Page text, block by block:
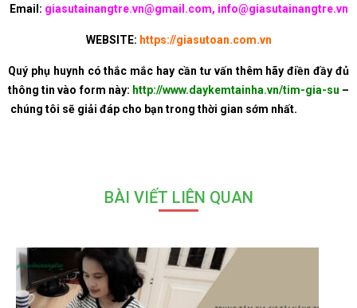
Email: giasutainangtre.vn@gmail.com, info@giasutainangtre.vn
WEBSITE: https://giasutoan.com.vn
Quý phụ huynh có thắc mắc hay cần tư vấn thêm hãy điền đầy đủ
thông tin vào form này: http://www.daykemtainha.vn/tim-gia-su –
chúng tôi sẽ giải đáp cho bạn trong thời gian sớm nhất.
BÀI VIẾT LIÊN QUAN